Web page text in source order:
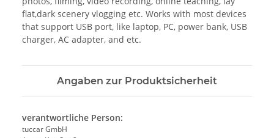
flat,dark scenery vlogging etc. Works with most devices
that support USB port, like laptop, PC, power bank, USB
charger, AC adapter, and etc.
Angaben zur Produktsicherheit
verantwortliche Person:
tuccar GmbH